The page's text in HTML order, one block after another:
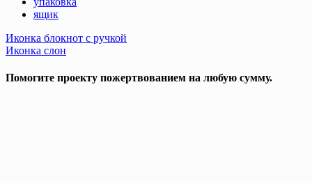
ящик
Post
navigation
Иконка блокнот с ручкой
Иконка слон
Помогите проекту пожертвованием на любую сумму.